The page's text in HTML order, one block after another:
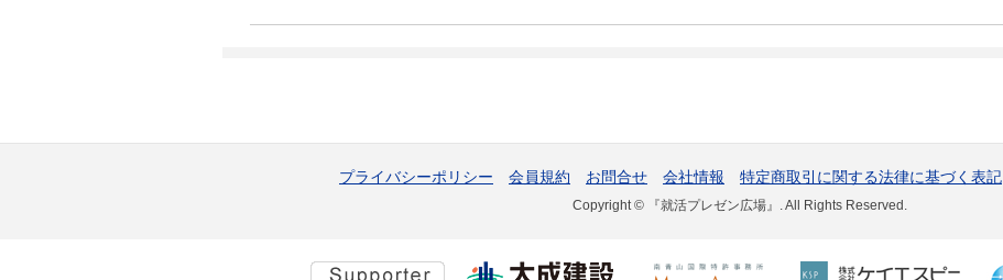
ラ
プライバシーポリシー
会員規約 お問合せ 会社情報 特定商取引に関する法律に基づく表記
Copyright © 『就活プレゼン広場』. All Rights Reserved.